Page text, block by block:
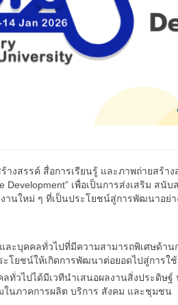
งสรรค์ สื่อการเรียนรู้ และภาพถ่ายส
Development” เพื่อเป็นการส่งเสริม
านใหม่ ๆ ที่เป็นประโยชน์สู่การพัฒนาอย่า
ละบุคคลทั่วไปที่มีความสามารถพิเศษด้
โยชน์ให้เกิดการพัฒนาต่อยอดไปสู่การใ
วไปได้มีเวทีนำเสนอผลงานสิ่งประดิษ
นภาคการผลิต บริการ สังคม และชุมชน